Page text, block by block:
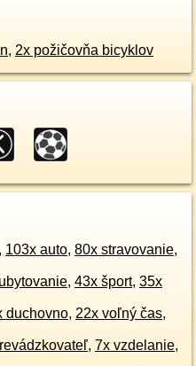
Jámě (676 m), viac ...
, 2x požičovňa bicyklov
, 103x auto, 80x stravovanie,
, 43x šport, 35x
duchovno, 22x voľný čas,
, 7x vzdelanie,